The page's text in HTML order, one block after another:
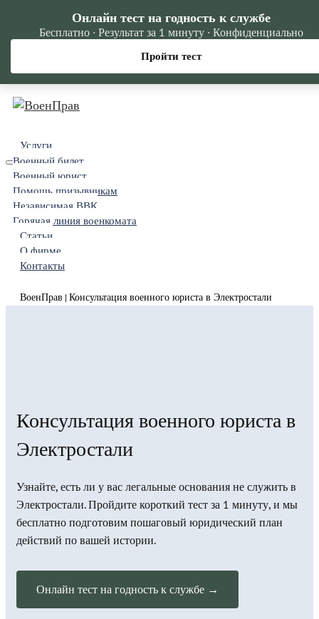
Услуги
Военный билет
Военный юрист
Помощь призывникам
Независимая ВВК
Горячая линия военкомата
Статьи
О фирме
Контакты
ВоенПрав | Консультация военного юриста в Электростали
Консультация военного юриста в
Электростали
Узнайте, есть ли у вас легальные основания не служить в
Электростали. Пройдите короткий тест за 1 минуту, и мы
бесплатно подготовим пошаговый юридический план
действий по вашей истории.
Онлайн тест на годность к службе →
Онлайн тест на годность к службе
Бесплатно · Результат за 1 минуту · Конфиденциально
Пройти тест